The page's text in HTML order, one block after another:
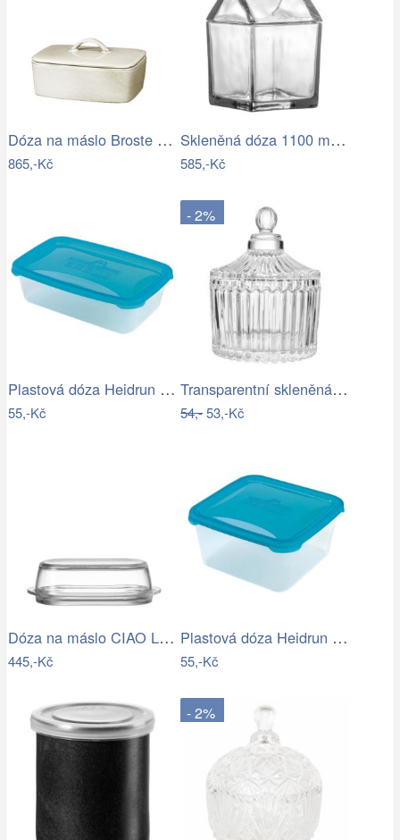
Dóza na máslo Broste NORDIC SAND -…
865,-Kč
Skleněná dóza 1100 ml ELIUS…
585,-Kč
Plastová dóza Heidrun Polar Frost 2,1l
55,-Kč
- 2%
Transparentní skleněná dóza s vroubky a…
54,-53,-Kč
Dóza na máslo CIAO Leonardo
445,-Kč
Plastová dóza Heidrun Polar Frost 2,4l
55,-Kč
- 2%